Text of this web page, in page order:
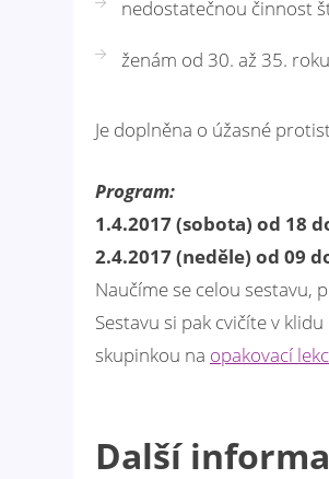
nedostatečnou činnost
ženám od 30. až 35.
Je doplněna o úžasné
Program:
1.4.2017 (sobota) od 18
2.4.2017 (neděle) od 09
Naučíme se celou sestavu,
Sestavu si pak cvičíte v
skupinkou na opakovací
Další